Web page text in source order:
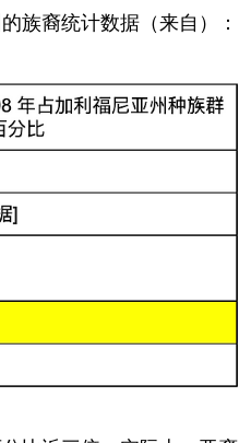
族裔统计数据（来自 ）：